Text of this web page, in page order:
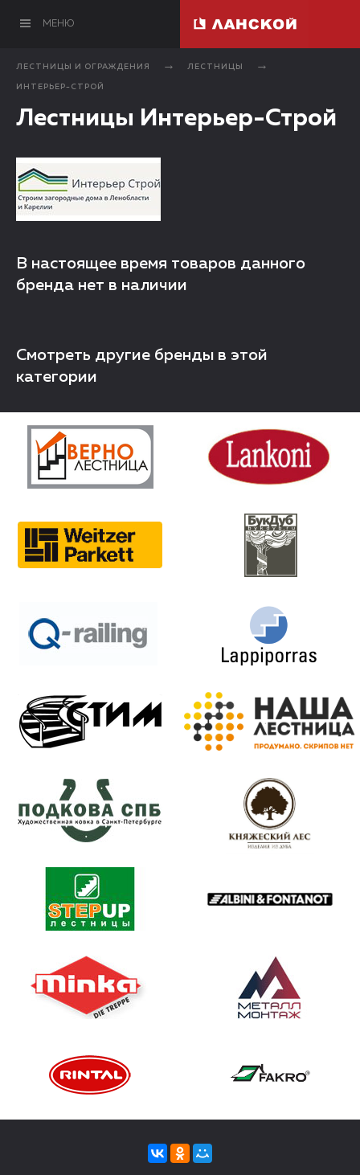
МЕНЮ
ЛЕСТНИЦЫ И ОГРАЖДЕНИЯ ЛЕСТНИЦЫ
ИНТЕРЬЕР-СТРОЙ
Лестницы Интерьер-Строй
В настоящее время товаров данного
бренда нет в наличии
Смотреть другие бренды в этой
категории